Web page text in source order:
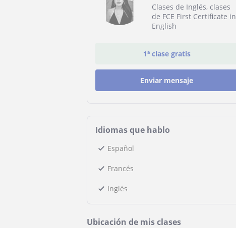
Clases de Inglés, clases
de FCE First Certificate in
English
1ª clase gratis
Enviar mensaje
Idiomas que hablo
Español
Francés
Inglés
Ubicación de mis clases